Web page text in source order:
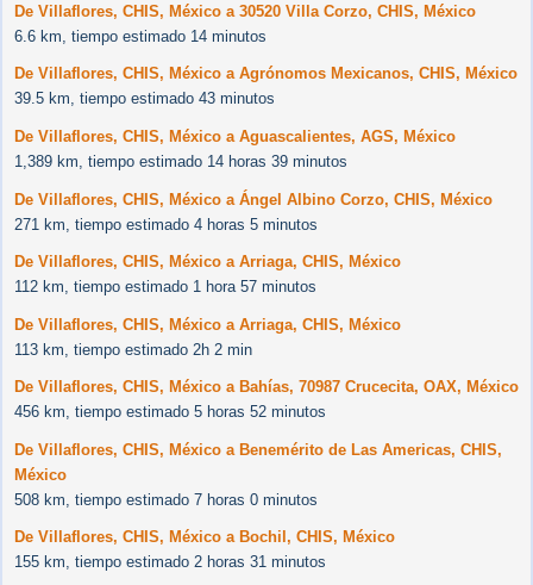
De Villaflores, CHIS, México a 30520 Villa Corzo, CHIS, México
6.6 km, tiempo estimado 14 minutos
De Villaflores, CHIS, México a Agrónomos Mexicanos, CHIS, México
39.5 km, tiempo estimado 43 minutos
De Villaflores, CHIS, México a Aguascalientes, AGS, México
1,389 km, tiempo estimado 14 horas 39 minutos
De Villaflores, CHIS, México a Ángel Albino Corzo, CHIS, México
271 km, tiempo estimado 4 horas 5 minutos
De Villaflores, CHIS, México a Arriaga, CHIS, México
112 km, tiempo estimado 1 hora 57 minutos
De Villaflores, CHIS, México a Arriaga, CHIS, México
113 km, tiempo estimado 2h 2 min
De Villaflores, CHIS, México a Bahías, 70987 Crucecita, OAX, México
456 km, tiempo estimado 5 horas 52 minutos
De Villaflores, CHIS, México a Benemérito de Las Americas, CHIS,
México
508 km, tiempo estimado 7 horas 0 minutos
De Villaflores, CHIS, México a Bochil, CHIS, México
155 km, tiempo estimado 2 horas 31 minutos